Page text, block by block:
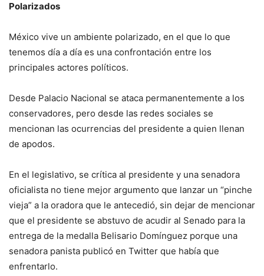
Polarizados
México vive un ambiente polarizado, en el que lo que
tenemos día a día es una confrontación entre los
principales actores políticos.
Desde Palacio Nacional se ataca permanentemente a los
conservadores, pero desde las redes sociales se
mencionan las ocurrencias del presidente a quien llenan
de apodos.
En el legislativo, se crítica al presidente y una senadora
oficialista no tiene mejor argumento que lanzar un “pinche
vieja” a la oradora que le antecedió, sin dejar de mencionar
que el presidente se abstuvo de acudir al Senado para la
entrega de la medalla Belisario Domínguez porque una
senadora panista publicó en Twitter que había que
enfrentarlo.